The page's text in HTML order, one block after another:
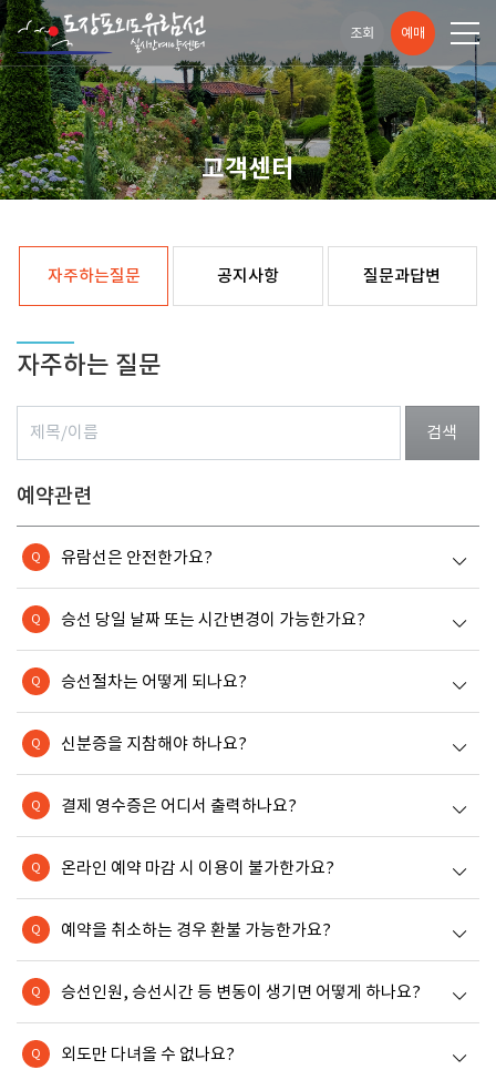
조회 예매
고객센터
자주하는질문 공지사항 질문과답변
자주하는 질문
검색
예약관련
Q 유람선은 안전한가요?
Q 승선 당일 날짜 또는 시간변경이 가능한가요?
Q 승선절차는 어떻게 되나요?
Q 신분증을 지참해야 하나요?
Q 결제 영수증은 어디서 출력하나요?
Q 온라인 예약 마감 시 이용이 불가한가요?
Q 예약을 취소하는 경우 환불 가능한가요?
Q 승선인원, 승선시간 등 변동이 생기면 어떻게 하나요?
Q 외도만 다녀올 수 없나요?